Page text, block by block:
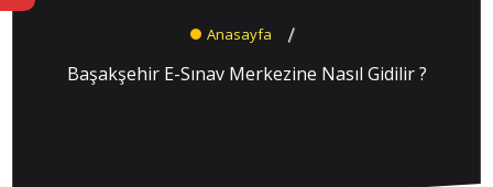
Anasayfa
Başakşehir E-Sınav Merkezine Nasıl Gidilir ?